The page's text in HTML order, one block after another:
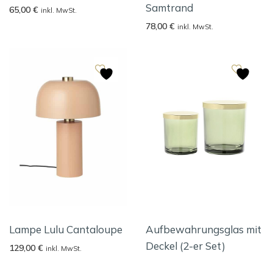
65,00 € inkl. MwSt.
Samtrand
78,00 € inkl. MwSt.
Lampe Lulu Cantaloupe
129,00 € inkl. MwSt.
Aufbewahrungsglas mit
Deckel (2-er Set)